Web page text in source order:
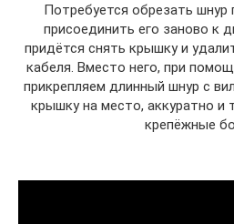
Потребуется обрезать шнур
присоединить его заново к
придётся снять крышку и
кабеля. Вместо него, при
прикрепляем длинный шнур с
крышку на место, аккуратно и
крепёжные